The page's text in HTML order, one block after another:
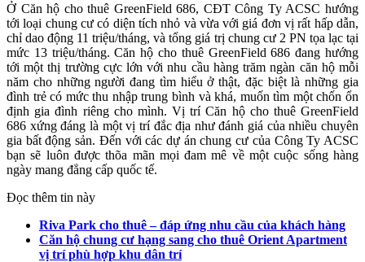
Ở Căn hộ cho thuê GreenField 686, CĐT Công Ty ACSC hướng
tới loại chung cư có diện tích nhỏ và vừa với giá đơn vị rất hấp dẫn,
chỉ dao động 11 triệu/tháng, và tổng giá trị chung cư 2 PN tọa lạc tại
mức 13 triệu/tháng. Căn hộ cho thuê GreenField 686 đang hướng
tới một thị trường cực lớn với nhu cầu hàng trăm ngàn căn hộ mỗi
năm cho những người đang tìm hiểu ở thật, đặc biệt là những gia
đình trẻ có mức thu nhập trung bình và khá, muốn tìm một chốn ổn
định gia đình riêng cho mình. Vị trí Căn hộ cho thuê GreenField
686 xứng đáng là một vị trí đắc địa như đánh giá của nhiều chuyên
gia bất động sản. Đến với các dự án chung cư của Công Ty ACSC
bạn sẽ luôn được thõa mãn mọi đam mê về một cuộc sống hàng
ngày mang đẳng cấp quốc tế.
Đọc thêm tin này
Riva Park cho thuê – đáp ứng nhu cầu của khách hàng
Căn hộ chung cư hạng sang cho thuê Orient Apartment
vị trí phù hợp khu dân trí